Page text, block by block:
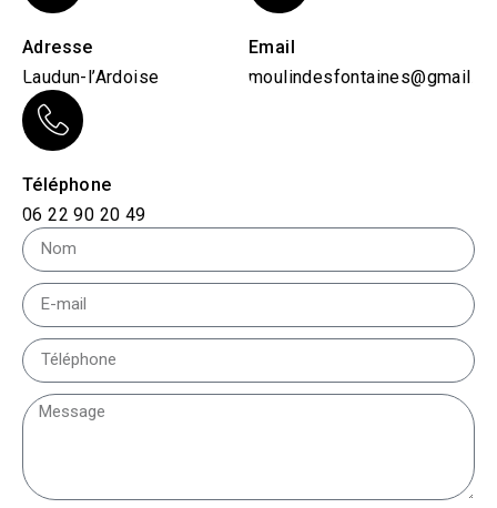
Adresse
Laudun-l’Ardoise
Email
Téléphone
06 22 90 20 49